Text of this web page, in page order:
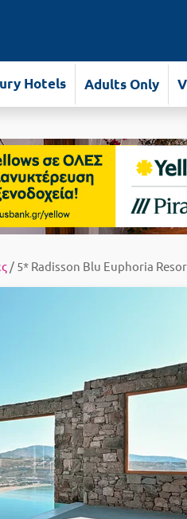
Hotels Adults Only
/ 5* Radisson Blu Euphoria